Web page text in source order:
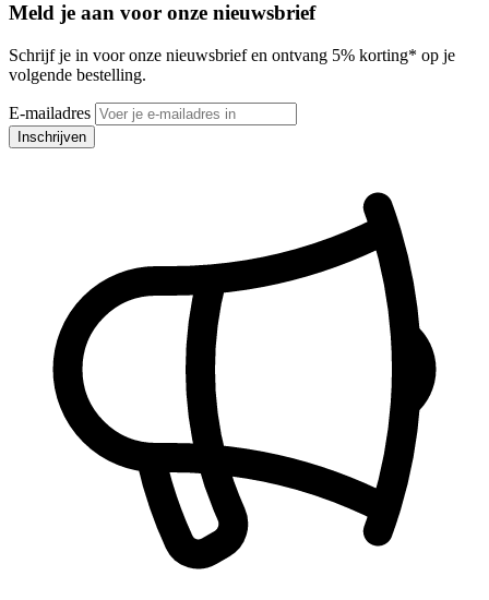
Meld je aan voor onze nieuwsbrief
Schrijf je in voor onze nieuwsbrief en ontvang 5% korting* op je
volgende bestelling.
E-mailadres
Inschrijven